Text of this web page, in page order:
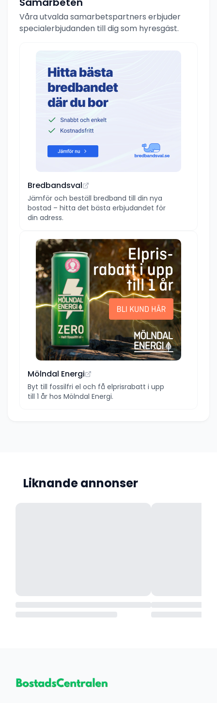
Våra utvalda samarbetspartners erbjuder
specialerbjudanden till dig som hyresgäst.
Bredbandsval
Jämför och beställ bredband till din nya
bostad – hitta det bästa erbjudandet för
din adress.
Mölndal Energi
Byt till fossilfri el och få elprisrabatt i upp
till 1 år hos Mölndal Energi.
Liknande annonser